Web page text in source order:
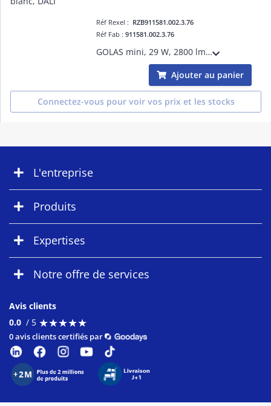
Réf Rexel : RZB911581.002.3.76
Réf Fab :911581.002.3.76
GOLAS mini, 29 W, 2800 lm, 935, blanc, DALI, Projecteurs à encastrer, D 143 H 3 HEL 115, 40°/28°
Ajouter au panier
Connectez-vous pour voir vos prix et les stocks
L'entreprise
Produits
Expertises
Notre offre de services
Avis clients
0.0 / 5 ★★★★★
★★★★★
0 avis clients certifiés par